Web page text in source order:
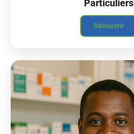
Particuliers
Découvrir